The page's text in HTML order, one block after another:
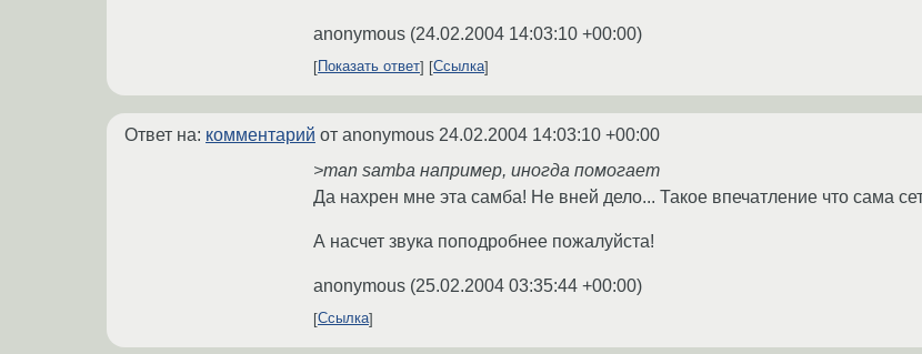
anonymous (24.02.2004 14:03:10 +00:00)
Показать ответ Ссылка
Ответ на: комментарий от anonymous 24.02.2004 14:03:10 +00:00
>man samba например, иногда помогает
Да нахрен мне эта самба! Не вней дело... Такое впечатление что сама
А насчет звука поподробнее пожалуйста!
anonymous (25.02.2004 03:35:44 +00:00)
Ссылка